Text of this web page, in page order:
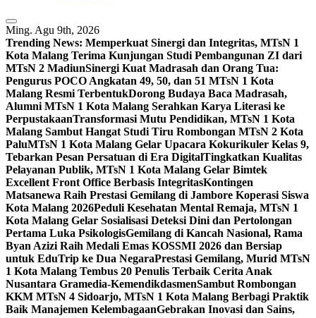
Ming. Agu 9th, 2026
Trending News: Memperkuat Sinergi dan Integritas, MTsN 1
Kota Malang Terima Kunjungan Studi Pembangunan ZI dari
MTsN 2 MadiunSinergi Kuat Madrasah dan Orang Tua:
Pengurus POCO Angkatan 49, 50, dan 51 MTsN 1 Kota
Malang Resmi TerbentukDorong Budaya Baca Madrasah,
Alumni MTsN 1 Kota Malang Serahkan Karya Literasi ke
PerpustakaanTransformasi Mutu Pendidikan, MTsN 1 Kota
Malang Sambut Hangat Studi Tiru Rombongan MTsN 2 Kota
PaluMTsN 1 Kota Malang Gelar Upacara Kokurikuler Kelas 9,
Tebarkan Pesan Persatuan di Era DigitalTingkatkan Kualitas
Pelayanan Publik, MTsN 1 Kota Malang Gelar Bimtek
Excellent Front Office Berbasis IntegritasKontingen
Matsanewa Raih Prestasi Gemilang di Jambore Koperasi Siswa
Kota Malang 2026Peduli Kesehatan Mental Remaja, MTsN 1
Kota Malang Gelar Sosialisasi Deteksi Dini dan Pertolongan
Pertama Luka PsikologisGemilang di Kancah Nasional, Rama
Byan Azizi Raih Medali Emas KOSSMI 2026 dan Bersiap
untuk EduTrip ke Dua NegaraPrestasi Gemilang, Murid MTsN
1 Kota Malang Tembus 20 Penulis Terbaik Cerita Anak
Nusantara Gramedia-KemendikdasmenSambut Rombongan
KKM MTsN 4 Sidoarjo, MTsN 1 Kota Malang Berbagi Praktik
Baik Manajemen KelembagaanGebrakan Inovasi dan Sains,